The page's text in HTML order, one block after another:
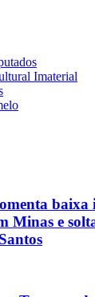
Imaterial
baixa
Minas e